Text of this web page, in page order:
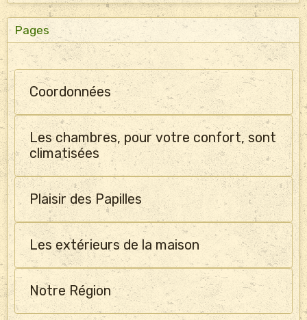
Pages
Coordonnées
Les chambres, pour votre confort, sont
climatisées
Plaisir des Papilles
Les extérieurs de la maison
Notre Région